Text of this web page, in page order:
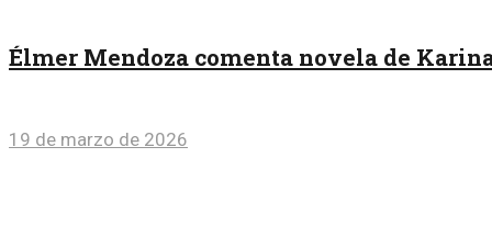
Élmer Mendoza comenta novela de
19 de marzo de 2026